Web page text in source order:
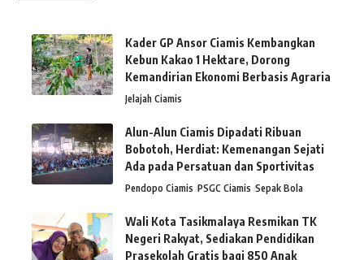
Kader GP Ansor Ciamis Kembangkan
Kebun Kakao 1 Hektare, Dorong
Kemandirian Ekonomi Berbasis Agraria
Jelajah Ciamis
Alun-Alun Ciamis Dipadati Ribuan
Bobotoh, Herdiat: Kemenangan Sejati
Ada pada Persatuan dan Sportivitas
Pendopo Ciamis PSGC Ciamis Sepak Bola
Wali Kota Tasikmalaya Resmikan TK
Negeri Rakyat, Sediakan Pendidikan
Prasekolah Gratis bagi 850 Anak